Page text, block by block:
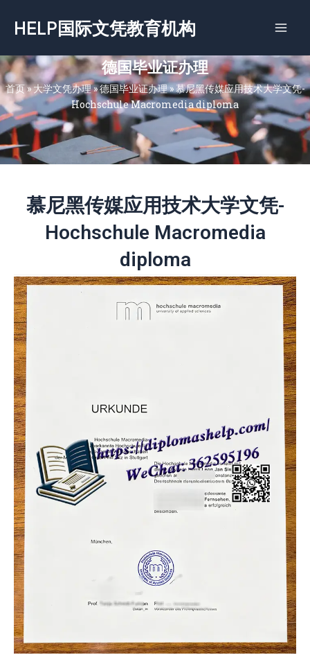
容
HELP国际文凭教育机构
德国毕业证办理
首页»大学文凭办理»德国毕业证办理»慕尼黑传媒应用技术大学文凭-
Hochschule Macromedia diploma
慕尼黑传媒应用技术大学文凭-
Hochschule Macromedia
diploma